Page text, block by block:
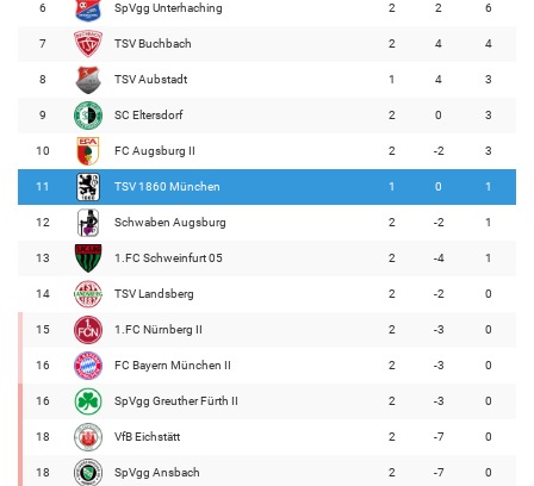
6 SpVgg Unterhaching 2 2 6
7 TSV Buchbach 2 4 4
8 TSV Aubstadt 1 4 3
9 SC Eltersdorf 2 0 3
10 FC Augsburg II 2 -2 3
11 TSV 1860 München 1 0 1
12 Schwaben Augsburg 2 -2 1
13 1.FC Schweinfurt 05 2 -4 1
14 TSV Landsberg 2 -2 0
15 1.FC Nürnberg II 2 -3 0
16 FC Bayern München II 2 -3 0
16 SpVgg Greuther Fürth II 2 -3 0
18 VfB Eichstätt 2 -7 0
18 SpVgg Ansbach 2 -7 0